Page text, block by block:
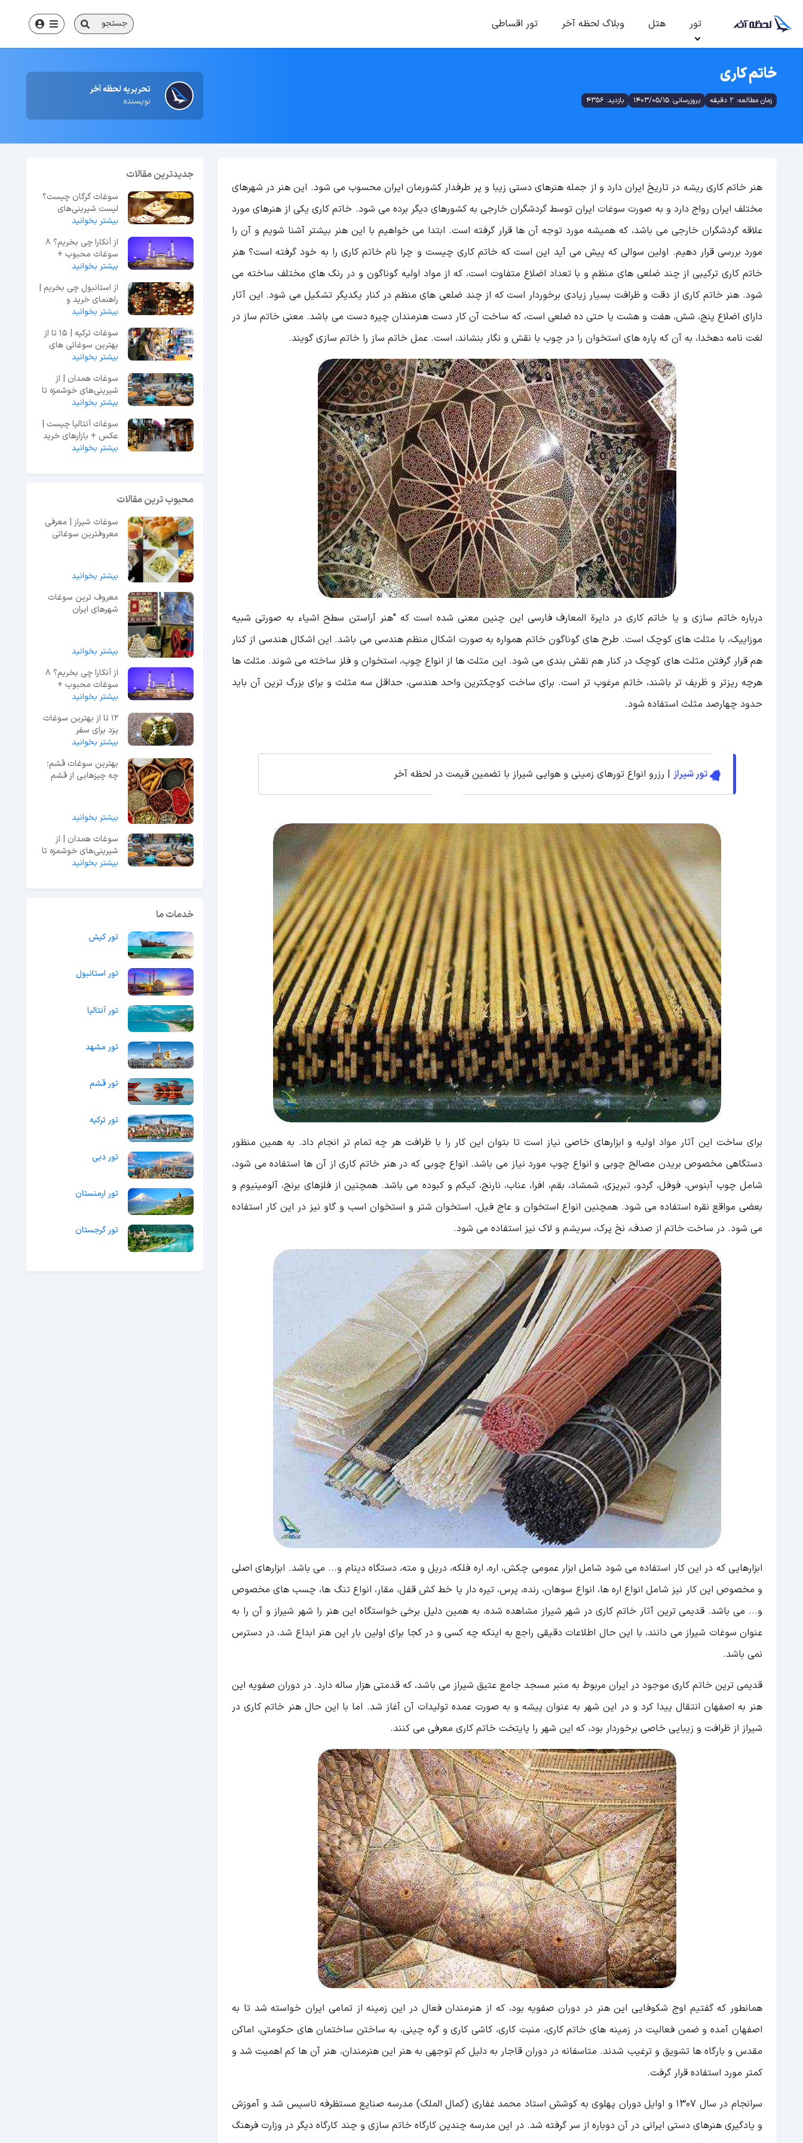
تور هتل وبلاگ لحظه آخر تور اقساطی جستجو
خاتم کاری
زمان مطالعه: 2 دقیقه بروزرسانی: 1403/05/15 بازدید: 4356
تحریریه لحظه آخر
نویسنده
هنر خاتم کاری ریشه در تاریخ ایران دارد و از جمله هنرهای دستی زیبا و پر طرفدار کشورمان ایران محسوب می شود. این هنر در شهرهای
مختلف ایران رواج دارد و به صورت سوغات ایران توسط گردشگران خارجی به کشورهای دیگر برده می شود. خاتم کاری یکی از هنرهای مورد
علاقه گردشگران خارجی می باشد، که همیشه مورد توجه آن ها قرار گرفته است. ابتدا می خواهیم با این هنر بیشتر آشنا شویم و آن را
مورد بررسی قرار دهیم. اولین سوالی که پیش می آید این است که خاتم کاری چیست و چرا نام خاتم کاری را به خود گرفته است؟ هنر
خاتم کاری ترکیبی از چند ضلعی های منظم و با تعداد اضلاع متفاوت است، که از مواد اولیه گوناگون و در رنگ های مختلف ساخته می
شود. هنر خاتم کاری از دقت و ظرافت بسیار زیادی برخوردار است که از چند ضلعی های منظم در کنار یکدیگر تشکیل می شود. این آثار
دارای اضلاع پنج، شش، هفت و هشت یا حتی ده ضلعی است، که ساخت آن کار دست هنرمندان چیره دست می باشد. معنی خاتم ساز در
لغت نامه دهخدا، به آن که پاره های استخوان را در چوب با نقش و نگار بنشاند، است. عمل خاتم ساز را خاتم سازی گویند.
درباره خاتم سازی و یا خاتم کاری در دایرة المعارف فارسی این چنین معنی شده است که "هنر آراستن سطح اشیاء به صورتی شبیه
موزاییک، با مثلث های کوچک است. طرح های گوناگون خاتم همواره به صورت اشکال منظم هندسی می باشد. این اشکال هندسی از کنار
هم قرار گرفتن مثلث های کوچک در کنار هم نقش بندی می شود. این مثلث ها از انواع چوب، استخوان و فلز ساخته می شوند. مثلث ها
هرچه ریزتر و ظریف تر باشند، خاتم مرغوب تر است. برای ساخت کوچکترین واحد هندسی، حداقل سه مثلث و برای بزرگ ترین آن باید
حدود چهارصد مثلث استفاده شود.
تور شیراز | رزرو انواع تورهای زمینی و هوایی شیراز با تضمین قیمت در لحظه آخر
برای ساخت این آثار مواد اولیه و ابزارهای خاصی نیاز است تا بتوان این کار را با ظرافت هر چه تمام تر انجام داد. به همین منظور
دستگاهی مخصوص بریدن مصالح چوبی و انواع چوب مورد نیاز می باشد. انواع چوبی که در هنر خاتم کاری از آن ها استفاده می شود،
شامل چوب آبنوس، فوفل، گردو، تبریزی، شمشاد، بقم، افرا، عناب، نارنج، کیکم و کبوده می باشد. همچنین از فلزهای برنج، آلومینیوم و
بعضی مواقع نقره استفاده می شود. همچنین انواع استخوان و عاج فیل، استخوان شتر و استخوان اسب و گاو نیز در این کار استفاده
می شود. در ساخت خاتم از صدف، نخ پرک، سریشم و لاک نیز استفاده می شود.
ابزارهایی که در این کار استفاده می شود شامل ابزار عمومی چکش، اره، اره فلکه، دریل و مته، دستگاه دینام و... می باشد. ابزارهای اصلی
و مخصوص این کار نیز شامل انواع اره ها، انواع سوهان، رنده، پرس، تیره دار یا خط کش قفل، مقار، انواع تنگ ها، چسب های مخصوص
و... می باشد. قدیمی ترین آثار خاتم کاری در شهر شیراز مشاهده شده، به همین دلیل برخی خواستگاه این هنر را شهر شیراز و آن را به
عنوان سوغات شیراز می دانند، با این حال اطلاعات دقیقی راجع به اینکه چه کسی و در کجا برای اولین بار این هنر ابداع شد، در دسترس
نمی باشد.
قدیمی ترین خاتم کاری موجود در ایران مربوط به منبر مسجد جامع عتیق شیراز می باشد، که قدمتی هزار ساله دارد. در دوران صفویه این
هنر به اصفهان انتقال پیدا کرد و در این شهر به عنوان پیشه و به صورت عمده تولیدات آن آغاز شد. اما با این حال هنر خاتم کاری در
شیراز از ظرافت و زیبایی خاصی برخوردار بود، که این شهر را پایتخت خاتم کاری معرفی می کنند.
همانطور که گفتیم اوج شکوفایی این هنر در دوران صفویه بود، که از هنرمندان فعال در این زمینه از تمامی ایران خواسته شد تا به
اصفهان آمده و ضمن فعالیت در زمینه های خاتم کاری، منبت کاری، کاشی کاری و گره چینی، به ساختن ساختمان های حکومتی، اماکن
مقدس و بارگاه ها تشویق و ترغیب شدند. متاسفانه در دوران قاجار به دلیل کم توجهی به هنر این هنرمندان، هنر آن ها کم اهمیت شد و
کمتر مورد استفاده قرار گرفت.
سرانجام در سال 1307 و اوایل دوران پهلوی به کوشش استاد محمد غفاری (کمال الملک) مدرسه صنایع مستظرفه تاسیس شد و آموزش
و یادگیری هنرهای دستی ایرانی در آن دوباره از سر گرفته شد. در این مدرسه چندین کارگاه خاتم سازی و چند کارگاه دیگر در وزارت فرهنگ
جدیدترین مقالات
سوغات گرگان چیست؟
لیست شیرینی‌های
محلی و صنایع دستی​
بیشتر بخوانید
از آنکارا چی بخریم؟ 8
سوغات محبوب +
بهترین مکان خرید
بیشتر بخوانید
از استانبول چی بخریم |
راهنمای خرید و
پیشنهادات
بیشتر بخوانید
سوغات ترکیه | 15 تا از
بهترین سوغاتی های
ترکیه کدامند؟
بیشتر بخوانید
سوغات همدان | از
شیرینی‌های خوشمزه تا
صنایع دستی
بیشتر بخوانید
سوغات آنتالیا چیست |
عکس + بازارهای خرید
سوغاتی
بیشتر بخوانید
محبوب ترین مقالات
سوغات شیراز | معرفی
معروفترین سوغاتی
بیشتر بخوانید
معروف ترین سوغات
شهرهای ایران
بیشتر بخوانید
از آنکارا چی بخریم؟ 8
سوغات محبوب +
بهترین مکان خرید
بیشتر بخوانید
12 تا از بهترین سوغات
یزد برای سفر
بیشتر بخوانید
بهترین سوغات قشم؛
چه چیزهایی از قشم
بیشتر بخوانید
سوغات همدان | از
شیرینی‌های خوشمزه تا
صنایع دستی
بیشتر بخوانید
خدمات ما
تور کیش
تور استانبول
تور آنتالیا
تور مشهد
تور قشم
تور ترکیه
تور دبی
تور ارمنستان
تور گرجستان